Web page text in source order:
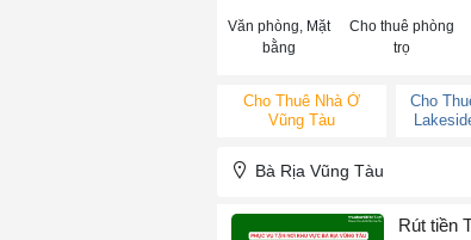
Văn phòng, Mặt
bằng
Cho thuê phòng
trọ
Cho Thuê Nhà Ở
Vũng Tàu
Cho
Bà Rịa Vũng Tàu
Rút tiền